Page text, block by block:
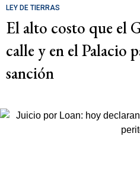
LEY DE TIERRAS
El alto costo que el
calle y en el Palacio
sanción